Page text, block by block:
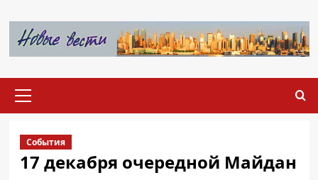
содержимому
меню
События
17 декабря очередной Майдан